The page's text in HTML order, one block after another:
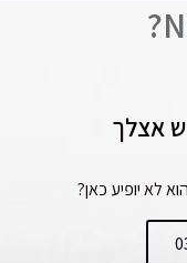
אצלך
לא יופיע כאן?